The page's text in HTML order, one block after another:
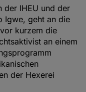
der IHEU und der
Igwe, geht an die
kurzem die
an einem
der Hexerei